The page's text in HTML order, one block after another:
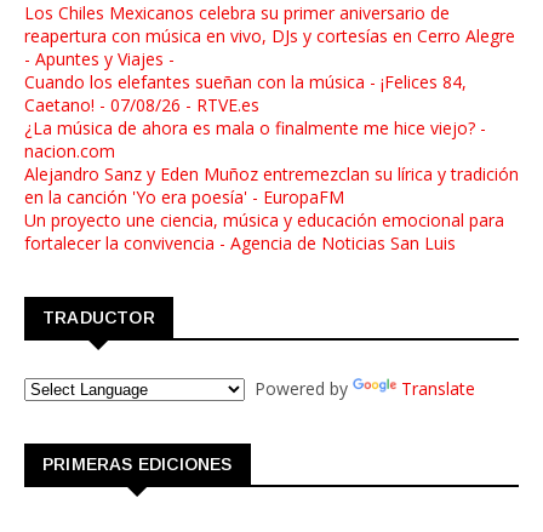
Los Chiles Mexicanos celebra su primer aniversario de
reapertura con música en vivo, DJs y cortesías en Cerro Alegre
- Apuntes y Viajes -
Cuando los elefantes sueñan con la música - ¡Felices 84,
Caetano! - 07/08/26 - RTVE.es
¿La música de ahora es mala o finalmente me hice viejo? -
nacion.com
Alejandro Sanz y Eden Muñoz entremezclan su lírica y tradición
en la canción 'Yo era poesía' - EuropaFM
Un proyecto une ciencia, música y educación emocional para
fortalecer la convivencia - Agencia de Noticias San Luis
TRADUCTOR
Powered by Translate
PRIMERAS EDICIONES